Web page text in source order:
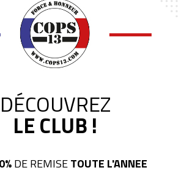
DÉCOUVREZ
LE CLUB !
DE REMISETOUTE L'ANNEE